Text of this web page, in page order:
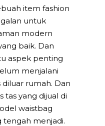
item fashion
untuk
modern
baik. Dan
aspek penting
menjalani
rumah. Dan
tas yang dijual di
waistbag
tengah menjadi.